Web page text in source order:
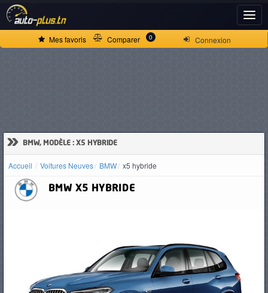
Connexion
Mes favoris Comparer 0
» BMW, MODÈLE : X5 HYBRIDE
Accueil Voitures Neuves BMW x5 hybride
BMW X5 HYBRIDE
ACCUEIL
D'OCCASION
PNEUS